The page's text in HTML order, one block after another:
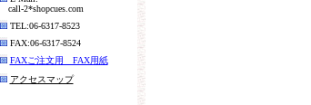
call-2*shopcues.com
TEL:06-6317-8523
FAX:06-6317-8524
FAXご注文用 FAX用紙
アクセスマップ